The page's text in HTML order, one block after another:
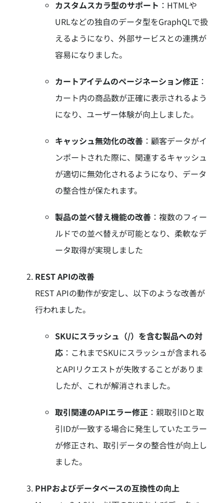
カスタムスカラ型のサポート ： HTMLや
URLなどの独自のデータ型をGraphQLで扱
えるようになり、外部サービスとの連携が
容易になりました。
カートアイテムのページネーション修正：
カート内の商品数が正確に表示されるよう
になり、ユーザー体験が向上しました。
キャッシュ無効化の改善： 顧客データがイ
ンポートされた際に、関連するキャッシュ
が適切に無効化されるようになり、データ
の整合性が保たれます。
製品の並べ替え機能の改善： 複数のフィー
ルドでの並べ替えが可能となり、柔軟なデ
ータ取得が実現しました
REST APIの改善
REST APIの動作が安定し、以下のような改善が
行われました。
SKUにスラッシュ（/）を含む製品への対
応： これまでSKUにスラッシュが含まれる
とAPIリクエストが失敗することがありま
したが、これが解消されました。
取引関連のAPIエラー修正： 親取引IDと取
引IDが一致する場合に発生していたエラー
が修正され、取引データの整合性が向上し
ました。
PHPおよびデータベースの互換性の向上